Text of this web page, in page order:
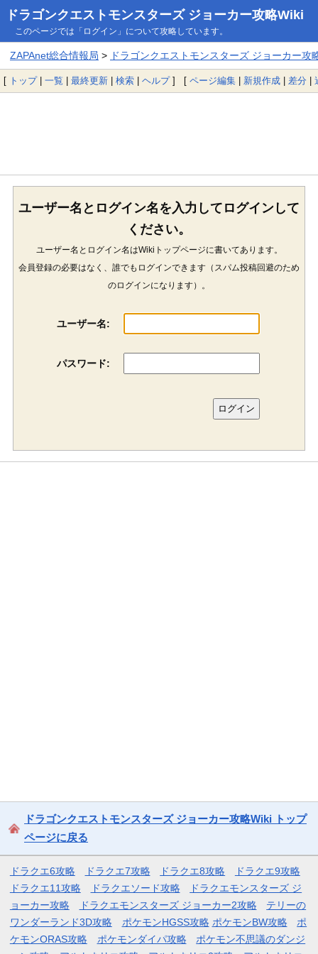
ドラゴンクエストモンスターズ ジョーカー攻略Wiki
このページでは「ログイン」について攻略しています。
ZAPAnet総合情報局 > ドラゴンクエストモンスターズ ジョーカー攻
[ トップ| 一覧 | 最終更新 | 検索 | ヘルプ] [ ページ編集 | 新規作成 | 差分 |
ユーザー名とログイン名を入力してログインして
ください。
ユーザー名とログイン名はWikiトップページに書いてあります。
会員登録の必要はなく、誰でもログインできます（スパム投稿回避のため
のログインになります）。
ユーザー名:
パスワード:
ドラゴンクエストモンスターズ ジョーカー攻略Wiki トップ
ページに戻る
ドラクエ6攻略 ドラクエ7攻略 ドラクエ8攻略
ドラクエ9攻略
ドラクエ11攻略
ドラクエソード攻略
ドラクエモンスターズ ジ
ョーカー攻略
ドラクエモンスターズ ジョーカー2攻略
テリーの
ワンダーランド3D攻略
ポケモンHGSS攻略 ポケモンBW攻略
ポ
ケモンORAS攻略
ポケモンダイパ攻略
ポケモン不思議のダンジ